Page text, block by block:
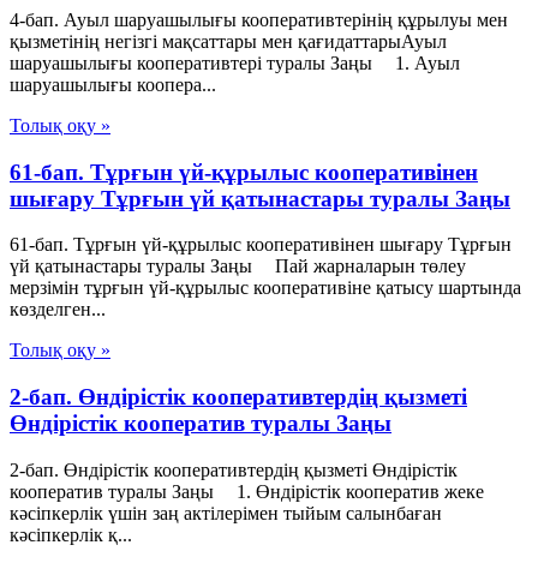
4-бап. Ауыл шаруашылығы кооперативтерінің құрылуы мен
қызметінің негізгі мақсаттары мен қағидаттарыАуыл
шаруашылығы кооперативтері туралы Заңы 1. Ауыл
шаруашылығы коопера...
Толық оқу »
61-бап. Тұрғын үй-құрылыс кооперативінен
шығару Тұрғын үй қатынастары туралы Заңы
61-бап. Тұрғын үй-құрылыс кооперативінен шығару Тұрғын
үй қатынастары туралы Заңы Пай жарналарын төлеу
мерзімін тұрғын үй-құрылыс кооперативіне қатысу шартында
көзделген...
Толық оқу »
2-бап. Өндiрiстiк кооперативтердiң қызметi
Өндiрiстiк кооператив туралы Заңы
2-бап. Өндiрiстiк кооперативтердiң қызметi Өндiрiстiк
кооператив туралы Заңы 1. Өндiрiстiк кооператив жеке
кәсiпкерлiк үшiн заң актiлерiмен тыйым салынбаған
кәсiпкерлiк қ...